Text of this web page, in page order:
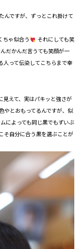
んですが、ずっとこれ掛けて
ちゃ似合う
⁡ それにしても笑
だかんだ言うても笑顔が一
って伝染してこちらまで幸
見えて、実はパキッと強さが
やとおもってるんですが、似
によっても同じ黒でもずいぶ
そ自分に合う黒を選ぶことが